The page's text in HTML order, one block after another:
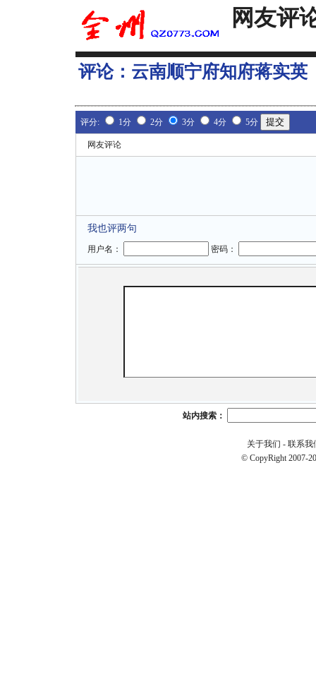
网友评
评论： 云南顺宁府知府蒋实英
评分: 1分 2分 3分 4分 5分
网友评论
我也评两句
用户名： 密码：
站内搜索：
关于我们 - 联系我
© CopyRight 2007-